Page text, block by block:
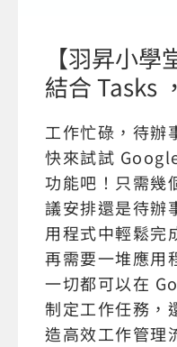
【羽昇小
結合 Tasks
工作忙碌，待辦
快來試試
功能吧！只需幾
議安排還是待辦
用程式中輕鬆完
再需要一堆應用
一切都可以在
制定工作任務，
造高效工作管理